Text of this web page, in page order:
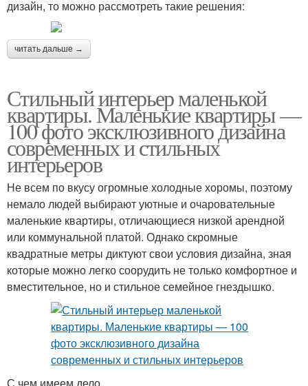
дизайн, то можно рассмотреть такие решения:
читать дальше →
Стильный интерьер маленькой
квартиры. Маленькие квартиры —
100 фото эксклюзивного дизайна
современных и стильных
интерьеров
Не всем по вкусу огромные холодные хоромы, поэтому
немало людей выбирают уютные и очаровательные
маленькие квартиры, отличающиеся низкой арендной
или коммунальной платой. Однако скромные
квадратные метры диктуют свои условия дизайна, зная
которые можно легко соорудить не только комфортное и
вместительное, но и стильное семейное гнездышко.